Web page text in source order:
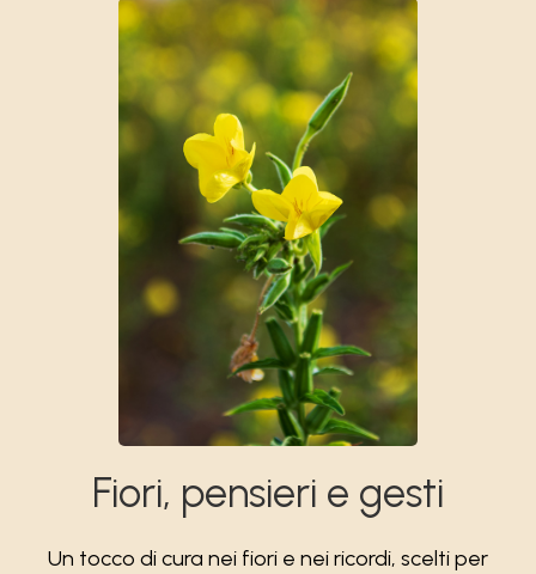
Fiori, pensieri e gesti
Un tocco di cura nei fiori e nei ricordi, scelti per